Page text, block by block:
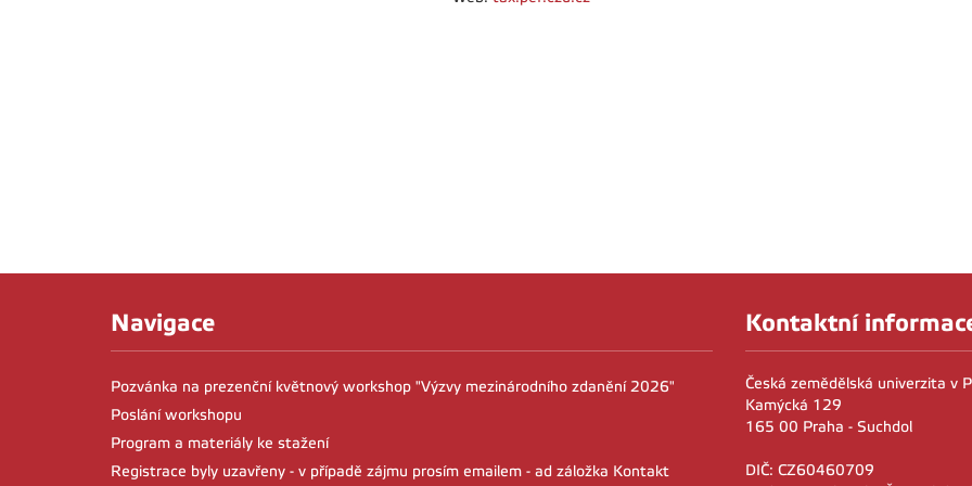
Navigace
Pozvánka na prezenční květnový workshop "Výzvy mezinárodního zdanění 2026"
Poslání workshopu
Program a materiály ke stažení
Registrace byly uzavřeny - v případě zájmu prosím emailem - ad záložka Kontakt
Kontaktní
Česká zemědělská univerzita v
Kamýcká 129
165 00 Praha - Suchdol
DIČ: CZ60460709